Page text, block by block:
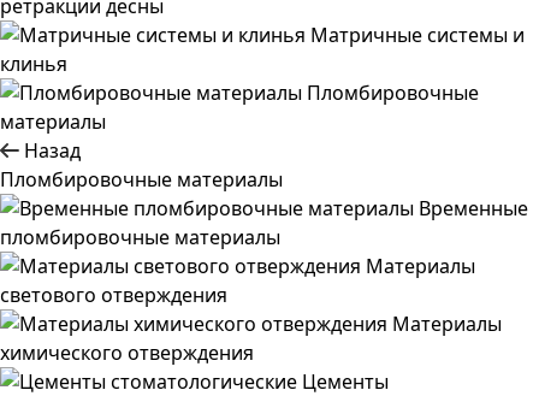
ретракции десны
Матричные системы и
клинья
Пломбировочные
материалы
Назад
Пломбировочные материалы
Временные
пломбировочные материалы
Материалы
светового отверждения
Материалы
химического отверждения
Цементы